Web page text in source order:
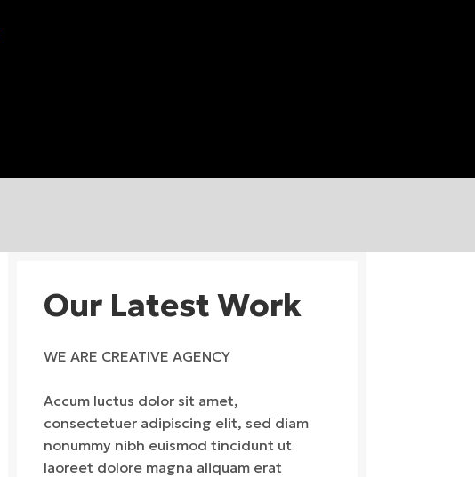
Our Latest Work
WE ARE CREATIVE AGENCY
Accum luctus dolor sit amet,
consectetuer adipiscing elit, sed diam
nonummy nibh euismod tincidunt ut
laoreet dolore magna aliquam erat